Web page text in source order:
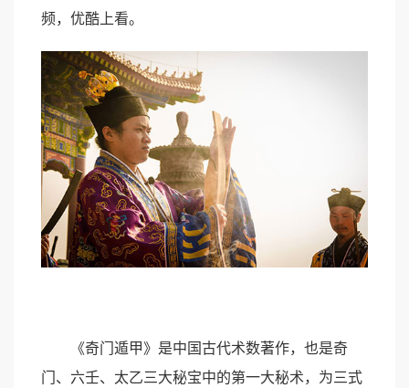
频，优酷上看。
《奇门遁甲》是中国古代术数著作，也是奇
门、六壬、太乙三大秘宝中的第一大秘术，为三式